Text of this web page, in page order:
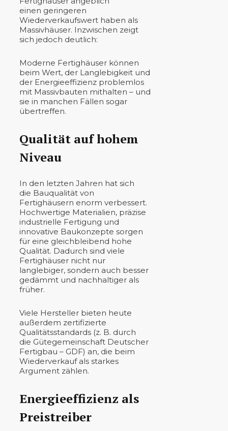
einen geringeren
Wiederverkaufswert haben als
Massivhäuser. Inzwischen zeigt
sich jedoch deutlich:
Moderne Fertighäuser können
beim Wert, der Langlebigkeit und
der Energieeffizienz problemlos
mit Massivbauten mithalten – und
sie in manchen Fällen sogar
übertreffen.
Qualität auf hohem
Niveau
In den letzten Jahren hat sich
die Bauqualität von
Fertighäusern enorm verbessert.
Hochwertige Materialien, präzise
industrielle Fertigung und
innovative Baukonzepte sorgen
für eine gleichbleibend hohe
Qualität. Dadurch sind viele
Fertighäuser nicht nur
langlebiger, sondern auch besser
gedämmt und nachhaltiger als
früher.
Viele Hersteller bieten heute
außerdem zertifizierte
Qualitätsstandards (z. B. durch
die Gütegemeinschaft Deutscher
Fertigbau – GDF) an, die beim
Wiederverkauf als starkes
Argument zählen.
Energieeffizienz als
Preistreiber